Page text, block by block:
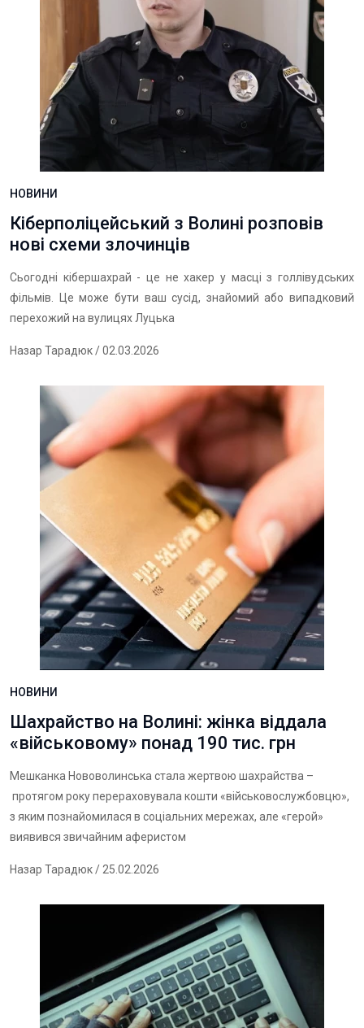
НОВИНИ
Кіберполіцейський з Волині розповів
нові схеми злочинців
Сьогодні кібершахрай - це не хакер у масці з голлівудських
фільмів. Це може бути ваш сусід, знайомий або випадковий
перехожий на вулицях Луцька
Назар Тарадюк/ 02.03.2026
НОВИНИ
Шахрайство на Волині: жінка віддала
«військовому» понад 190 тис. грн
Мешканка Нововолинська стала жертвою шахрайства –
протягом року перераховувала кошти «військовослужбовцю»,
з яким познайомилася в соціальних мережах, але «герой»
виявився звичайним аферистом
Назар Тарадюк/ 25.02.2026